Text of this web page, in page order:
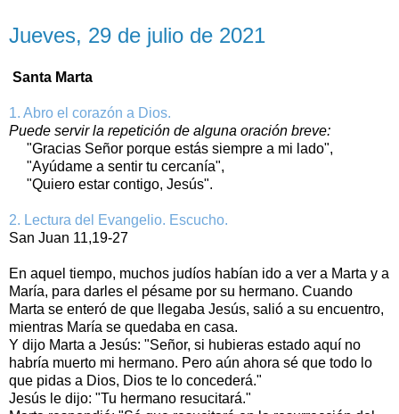
Jueves, 29 de julio de 2021
Santa Marta
1. Abro el corazón a Dios.
Puede servir la repetición de alguna oración breve:
"Gracias Señor porque estás siempre a mi lado",
"Ayúdame a sentir tu cercanía",
"Quiero estar contigo, Jesús".
2. Lectura del Evangelio. Escucho.
San Juan 11,19-27
En aquel tiempo, muchos judíos habían ido a ver a Marta y a
María, para darles el pésame por su hermano. Cuando
Marta se enteró de que llegaba Jesús, salió a su encuentro,
mientras María se quedaba en casa.
Y dijo Marta a Jesús: "Señor, si hubieras estado aquí no
habría muerto mi hermano. Pero aún ahora sé que todo lo
que pidas a Dios, Dios te lo concederá."
Jesús le dijo: "Tu hermano resucitará."